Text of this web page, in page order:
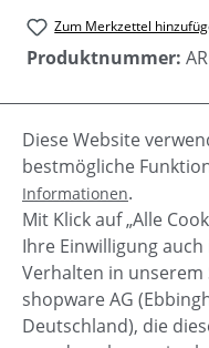
Zum Merkzettel
Produktnummer:
Beschreibung
Damen Parka von
kuscheligem
herausnehmbare
Diese Website
bestmögliche
Informationen.
Mit Klick auf „Alle
Ihre Einwilligung
Verhalten in
shopware AG
Deutschland), die